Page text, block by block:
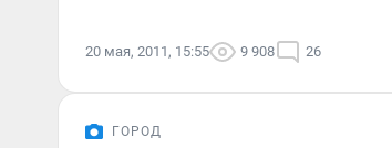
20 мая, 2011, 15:55 9 908 26
ГОРОД